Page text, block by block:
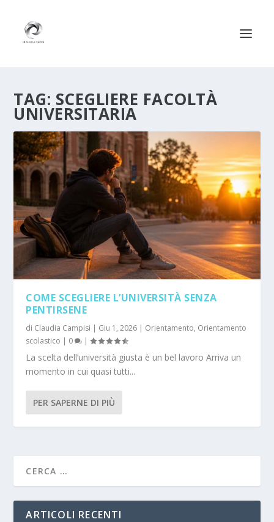
TAG: SCEGLIERE FACOLTÀ
UNIVERSITARIA
COME SCEGLIERE L’UNIVERSITÀ SENZA
PENTIRSENE
di Claudia Campisi | Giu 1, 2026 | Orientamento, Orientamento
scolastico | 0 |
La scelta dell’università giusta è un bel lavoro Arriva un
momento in cui quasi tutti...
PER SAPERNE DI PIÙ
ARTICOLI RECENTI